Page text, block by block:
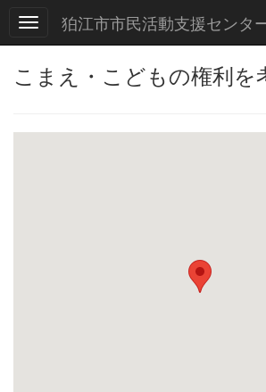
狛江市市民活動支援センタ
こまえ・こどもの権利を